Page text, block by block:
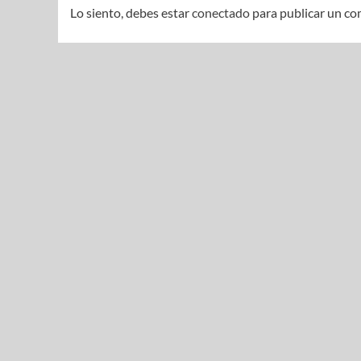
Lo siento, debes estarconectado para publicar un